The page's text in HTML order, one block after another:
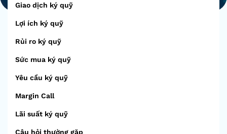
Giao dịch ký quỹ
Lợi ích ký quỹ
Rủi ro ký quỹ
Sức mua ký quỹ
Yêu cầu ký quỹ
Margin Call
Lãi suất ký quỹ
Câu hỏi thường gặp